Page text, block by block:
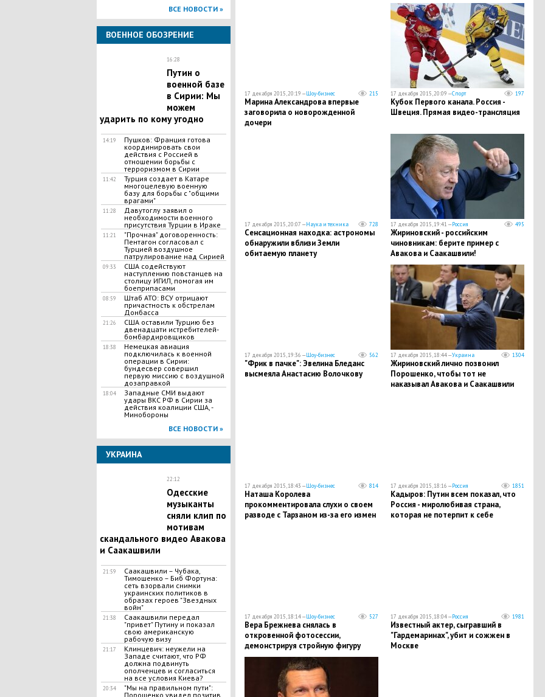
ВСЕ НОВОСТИ »
ВОЕННОЕ ОБОЗРЕНИЕ
16:28
Путин о
военной базе
в Сирии: Мы
можем
ударить по кому угодно
14:19
Пушков: Франция готова
координировать свои
действия с Россией в
отношении борьбы с
терроризмом в Сирии
11:42
Турция создает в Катаре
многоцелевую военную
базу для борьбы с "общими
врагами"
11:28
Давутоглу заявил о
необходимости военного
присутствия Турции в Ираке
11:21
"Прочная" договоренность:
Пентагон согласовал с
Турцией воздушное
патрулирование над Сирией
09:33
США содействуют
наступлению повстанцев на
столицу ИГИЛ, помогая им
боеприпасами
08:59
Штаб АТО: ВСУ отрицают
причастность к обстрелам
Донбасса
21:26
США оставили Турцию без
двенадцати истребителей-
бомбардировщиков
18:38
Немецкая авиация
подключилась к военной
операции в Сирии:
бундесвер совершил
первую миссию с воздушной
дозаправкой
18:04
Западные СМИ выдают
удары ВКС РФ в Сирии за
действия коалиции США, -
Минобороны
ВСЕ НОВОСТИ »
УКРАИНА
22:12
Одесские
музыканты
сняли клип по
мотивам
скандального видео Авакова
и Саакашвили
21:59
Саакашвили – Чубака,
Тимошенко – Биб Фортуна:
сеть взорвали снимки
украинских политиков в
образах героев "Звездных
войн"
21:38
Саакашвили передал
"привет" Путину и показал
свою американскую
рабочую визу
21:17
Клинцевич: неужели на
Западе считают, что РФ
должна подвинуть
ополченцев и согласиться
на все условия Киева?
20:34
"Мы на правильном пути":
Порошенко увидел позитив
17 декабря 2015, 20:19 —Шоу-бизнес 215
Марина Александрова впервые
заговорила о новорожденной
дочери
17 декабря 2015, 20:09 —Спорт 197
Кубок Первого канала. Россия -
Швеция. Прямая видео-трансляция
17 декабря 2015, 20:07 —Наука и техника 728
Сенсационная находка: астрономы
обнаружили вблизи Земли
обитаемую планету
17 декабря 2015, 19:41 —Россия 495
Жириновский - российским
чиновникам: берите пример с
Авакова и Саакашвили!
17 декабря 2015, 19:36 —Шоу-бизнес 562
"Фрик в пачке": Эвелина Бледанс
высмеяла Анастасию Волочкову
17 декабря 2015, 18:44 —Украина 1304
Жириновский лично позвонил
Порошенко, чтобы тот не
наказывал Авакова и Саакашвили
17 декабря 2015, 18:43 —Шоу-бизнес 814
Наташа Королева
прокомментировала слухи о своем
разводе с Тарзаном из-за его измен
17 декабря 2015, 18:16 —Россия 1851
Кадыров: Путин всем показал, что
Россия - миролюбивая страна,
которая не потерпит к себе
17 декабря 2015, 18:14 —Шоу-бизнес 527
Вера Брежнева снялась в
откровенной фотосессии,
демонстрируя стройную фигуру
17 декабря 2015, 18:04 —Россия 1981
Известный актер, сыгравший в
"Гардемаринах", убит и сожжен в
Москве